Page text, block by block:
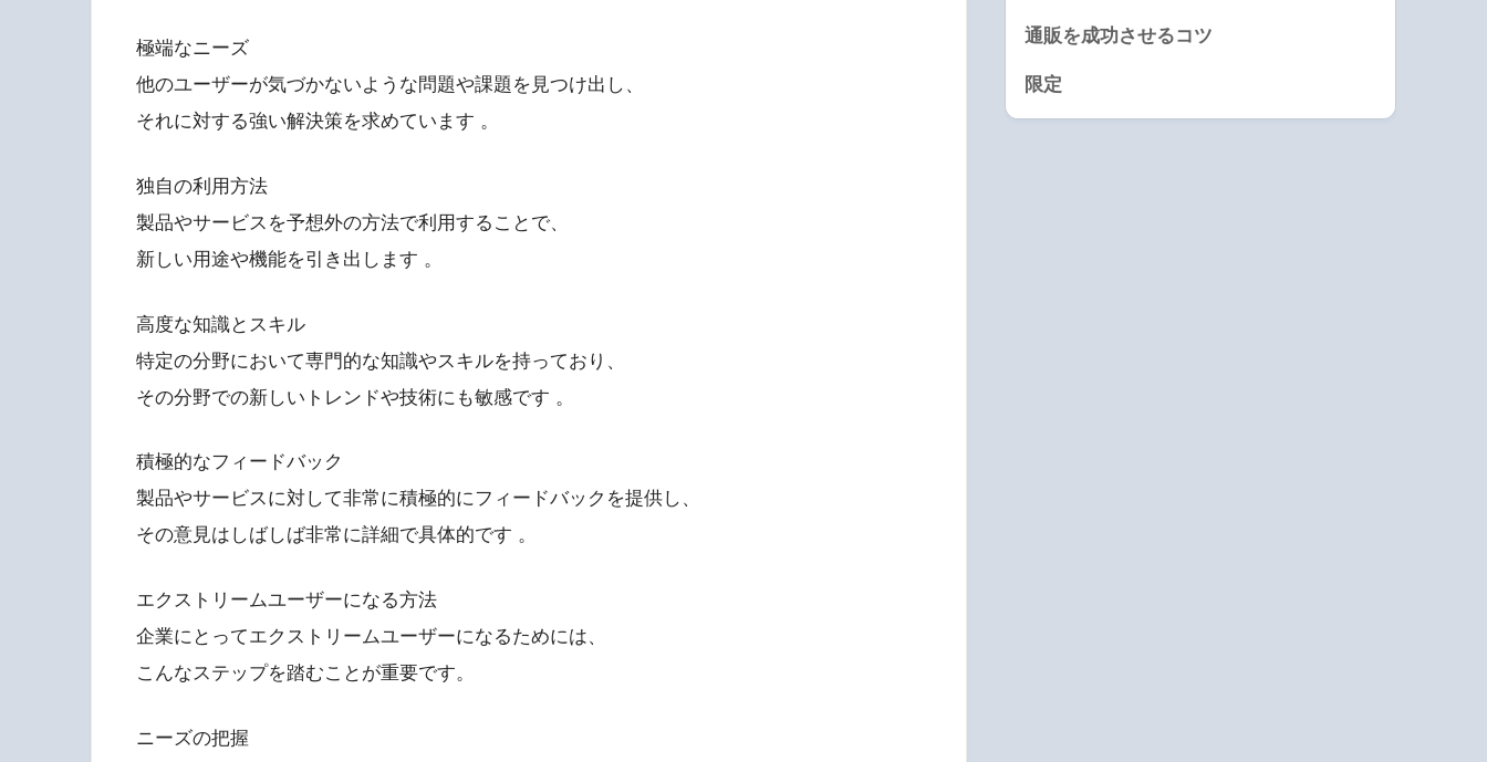
極端なニーズ
他のユーザーが気づかないような問題や課題を見つけ出し、
それに対する強い解決策を求めています 。
独自の利用方法
製品やサービスを予想外の方法で利用することで、
新しい用途や機能を引き出します 。
高度な知識とスキル
特定の分野において専門的な知識やスキルを持っており、
その分野での新しいトレンドや技術にも敏感です 。
積極的なフィードバック
製品やサービスに対して非常に積極的にフィードバックを提供し、
その意見はしばしば非常に詳細で具体的です 。
エクストリームユーザーになる方法
企業にとってエクストリームユーザーになるためには、
こんなステップを踏むことが重要です。
ニーズの把握
通販を成功させるコツ
限定